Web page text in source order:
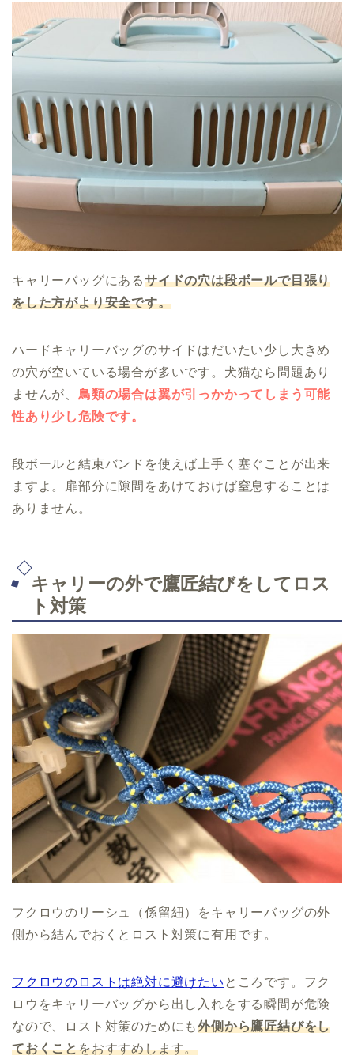
キャリーバッグにあるサイドの穴は段ボールで目張り
をした方がより安全です。
ハードキャリーバッグのサイドはだいたい少し大きめ
の穴が空いている場合が多いです。犬猫なら問題あり
ませんが、 鳥類の場合は翼が引っかかってしまう可能
性あり少し危険です。
段ボールと結束バンドを使えば上手く塞ぐことが出来
ますよ。扉部分に隙間をあけておけば窒息することは
ありません。
キャリーの外で鷹匠結びをしてロス
ト対策
フクロウのリーシュ（係留紐）をキャリーバッグの外
側から結んでおくとロスト対策に有用です。
フクロウのロストは絶対に避けたい ところです。フク
ロウをキャリーバッグから出し入れをする瞬間が危険
なので、ロスト対策のためにも外側から鷹匠結びをし
ておくことをおすすめします。